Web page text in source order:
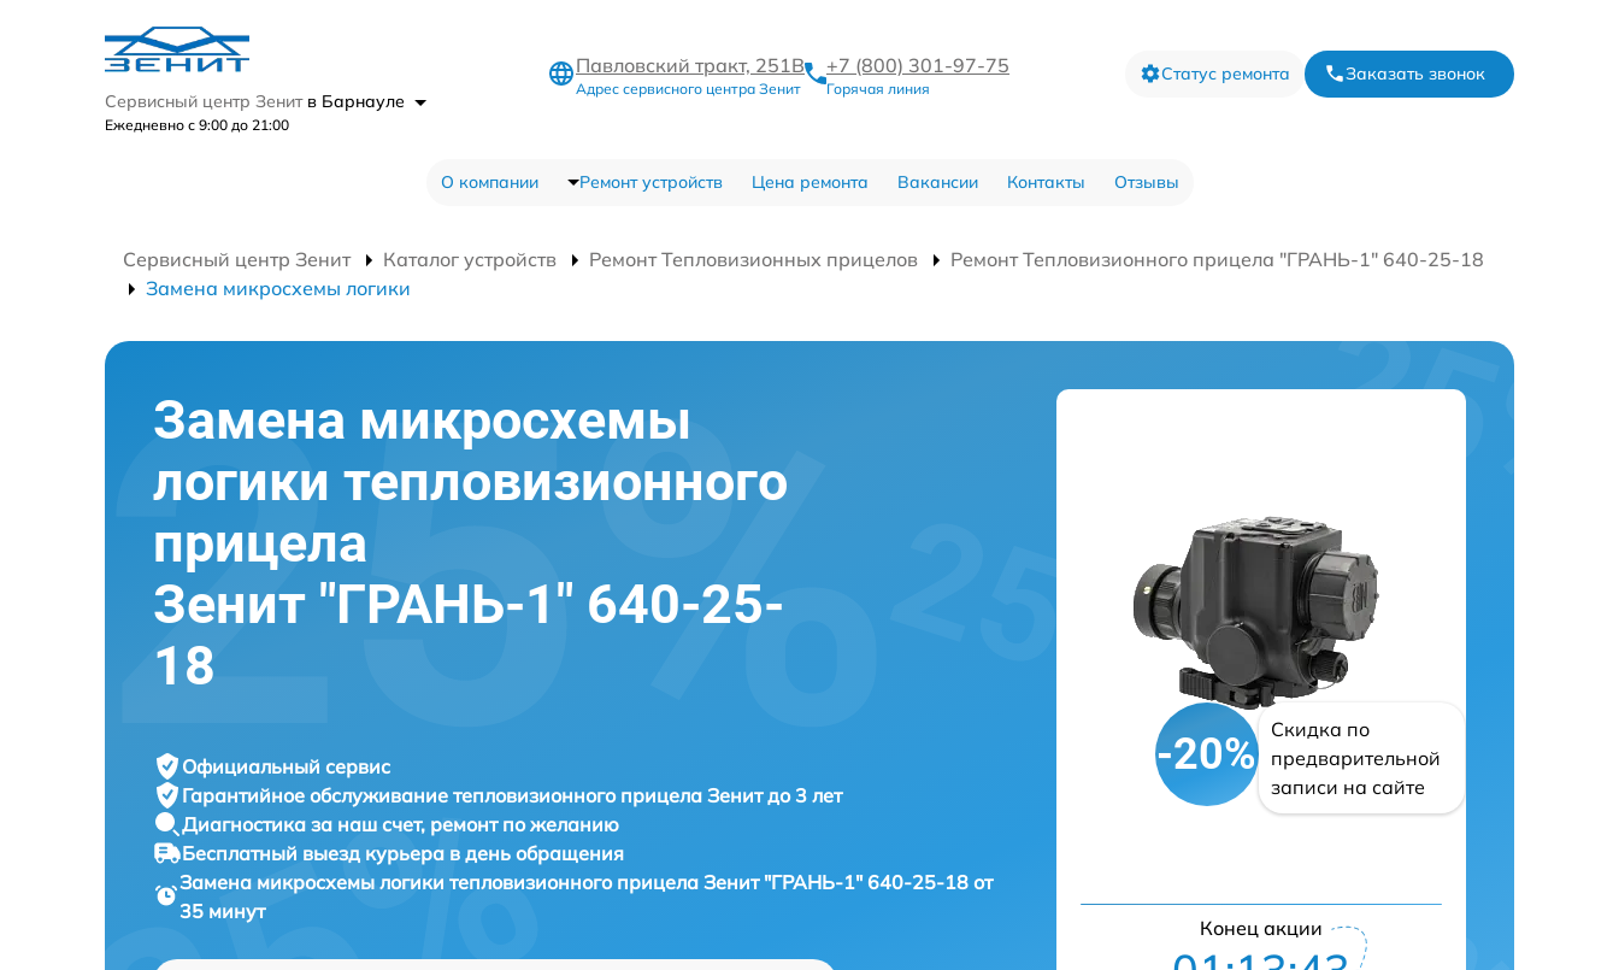
Сервисный центр Зенит в Барнауле
Ежедневно с 9:00 до 21:00
Павловский тракт, 251В
Адрес сервисного центра Зенит
+7 (800) 301-97-75
Горячая линия
Статус ремонта Заказать звонок
О компании Ремонт устройств Цена ремонта Вакансии Контакты Отзывы
Сервисный центр Зенит Каталог устройств Ремонт Тепловизионных прицелов
Ремонт Тепловизионного прицела "ГРАНЬ-1" 640-25-18
Замена микросхемы логики
Замена микросхемы
логики тепловизионного
прицела
Зенит "ГРАНЬ-1" 640-25-
18
Официальный сервис
Гарантийное обслуживание тепловизионного прицела Зенит до 3 лет
Диагностика за наш счет, ремонт по желанию
Бесплатный выезд курьера в день обращения
Замена микросхемы логики тепловизионного прицелаЗенит "ГРАНЬ-1" 640-25-18 от
35 минут
-20%
Скидка по
предварительной
записи на сайте
Конец акции